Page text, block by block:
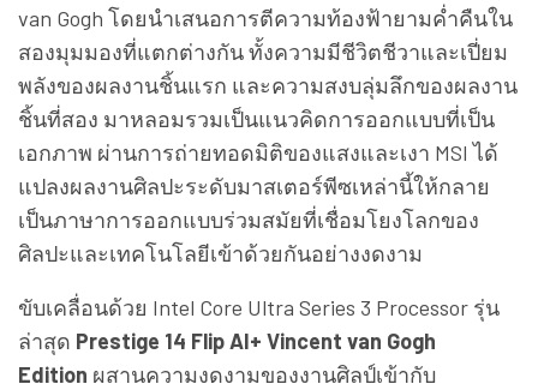
van Gogh โดยนำเสนอการตีความท้องฟ้ายามค่ำคืนใน
สองมุมมองที่แตกต่างกัน ทั้งความมีชีวิตชีวาและเปี่ยม
พลังของผลงานชิ้นแรก และความสงบลุ่มลึกของผลงาน
ชิ้นที่สอง มาหลอมรวมเป็นแนวคิดการออกแบบที่เป็น
เอกภาพ ผ่านการถ่ายทอดมิติของแสงและเงา MSI ได้
แปลงผลงานศิลปะระดับมาสเตอร์พีซเหล่านี้ให้กลาย
เป็นภาษาการออกแบบร่วมสมัยที่เชื่อมโยงโลกของ
ศิลปะและเทคโนโลยีเข้าด้วยกันอย่างงดงาม
ขับเคลื่อนด้วย Intel Core Ultra Series 3 Processor รุ่น
ล่าสุด Prestige 14 Flip AI+ Vincent van Gogh
Edition ผสานความงดงามของงานศิลป์เข้ากับ